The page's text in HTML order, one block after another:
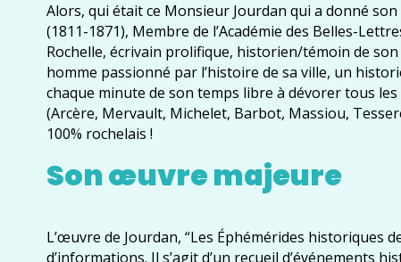
Alors, qui était ce Monsieur Jourdan qui a donné
(1811-1871), Membre de l’Académie des Belles-
Rochelle, écrivain prolifique, historien/témoin de
homme passionné par l’histoire de sa ville, un
chaque minute de son temps libre à dévorer tous
(Arcère, Mervault, Michelet, Barbot, Massiou,
100% rochelais !
Son œuvre majeure
L’œuvre de Jourdan, “Les Éphémérides historiques
d’informations. Il s’agit d’un recueil d’événements